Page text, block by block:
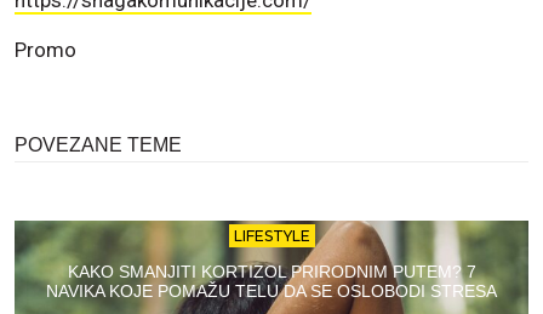
Promo
POVEZANE TEME
LIFESTYLE
KAKO SMANJITI KORTIZOL PRIRODNIM PUTEM? 7
NAVIKA KOJE POMAŽU TELU DA SE OSLOBODI STRESA